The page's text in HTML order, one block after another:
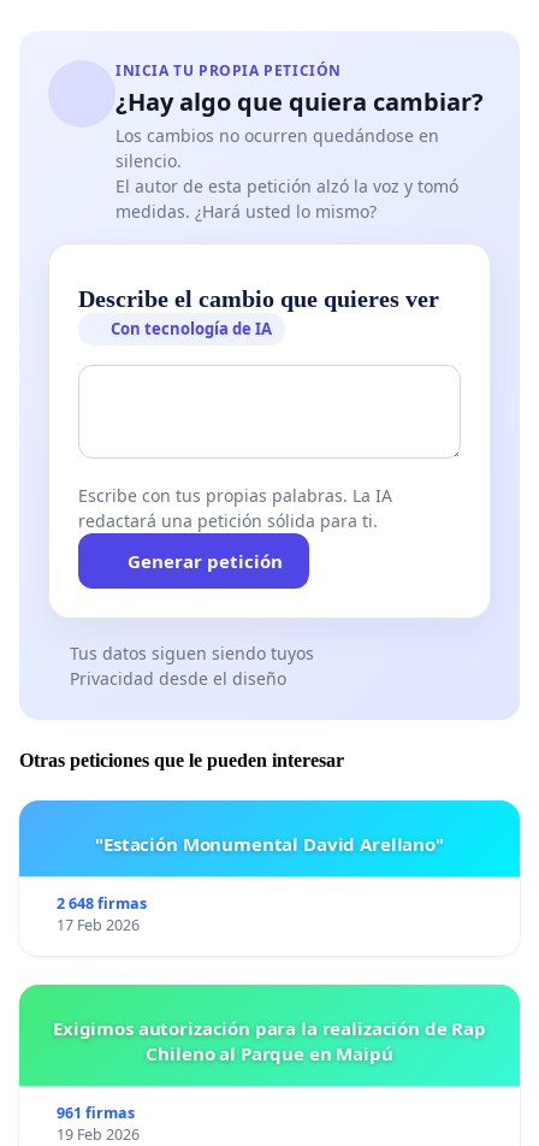
INICIA TU PROPIA PETICIÓN
¿Hay algo que quiera cambiar?
Los cambios no ocurren quedándose en
silencio.
El autor de esta petición alzó la voz y tomó
medidas. ¿Hará usted lo mismo?
Describe el cambio que quieres ver
Con tecnología de IA
Escribe con tus propias palabras. La IA
redactará una petición sólida para ti.
Generar petición
Tus datos siguen siendo tuyos
Privacidad desde el diseño
Otras peticiones que le pueden interesar
"Estación Monumental David Arellano"
2 648 firmas
17 Feb 2026
Exigimos autorización para la realización de Rap
Chileno al Parque en Maipú
961 firmas
19 Feb 2026